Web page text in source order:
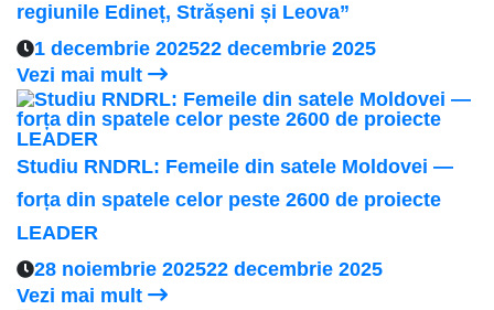
regiunile Edineț, Strășeni și Leova”
1 decembrie 202522 decembrie 2025
Vezi mai mult
Studiu RNDRL: Femeile din satele Moldovei —
forța din spatele celor peste 2600 de proiecte
LEADER
28 noiembrie 202522 decembrie 2025
Vezi mai mult